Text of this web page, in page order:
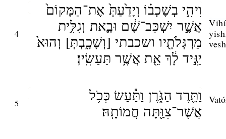
4
וִיהִ֣י בְשָׁכְב֗וֹ וְיָדַ֙עַתְּ֙ אֶת־הַמָּקוֹם֙
אֲשֶׁ֣ר יִשְׁכַּב־שָׁ֔ם וּבָ֛את וְגִלִּ֥ית
מַרְגְּלֹתָ֖יו ושכבתי [וְשָׁכָ֑בְתְּ] וְהוּא֙
יַגִּ֣יד לָ֔ךְ אֵ֖ת אֲשֶׁ֥ר תַּעַשִֽׂין׃
Vihí
5
וַתֵּ֖רֶד הַגֹּ֑רֶן וַתַּ֕עַשׂ כְּכֹ֥ל
אֲשֶׁר־צִוַּ֖תָּה חֲמוֹתָֽהּ׃